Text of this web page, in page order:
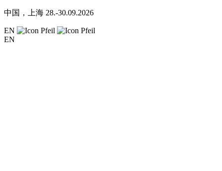
中国，上海 28.-30.09.2026
EN
EN